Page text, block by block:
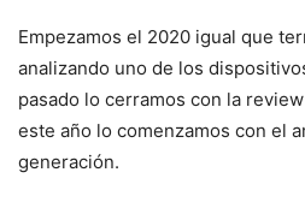
Empezamos el 2020 igual que
analizando uno de los
pasado lo cerramos con la
este año lo comenzamos con el
generación.